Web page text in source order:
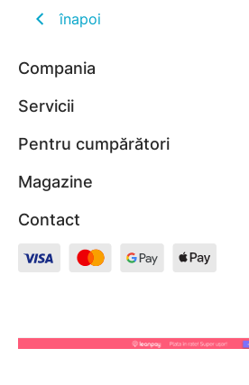
înapoi
Compania
Servicii
Pentru cumpărători
Magazine
Contact